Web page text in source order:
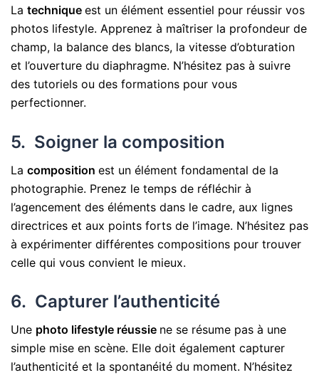
La technique est un élément essentiel pour réussir vos
photos lifestyle. Apprenez à maîtriser la profondeur de
champ, la balance des blancs, la vitesse d’obturation
et l’ouverture du diaphragme. N’hésitez pas à suivre
des tutoriels ou des formations pour vous
perfectionner.
5. Soigner la composition
La composition est un élément fondamental de la
photographie. Prenez le temps de réfléchir à
l’agencement des éléments dans le cadre, aux lignes
directrices et aux points forts de l’image. N’hésitez pas
à expérimenter différentes compositions pour trouver
celle qui vous convient le mieux.
6. Capturer l’authenticité
Une photo lifestyle réussie ne se résume pas à une
simple mise en scène. Elle doit également capturer
l’authenticité et la spontanéité du moment. N’hésitez